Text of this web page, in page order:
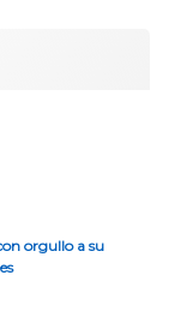
orgullo a su